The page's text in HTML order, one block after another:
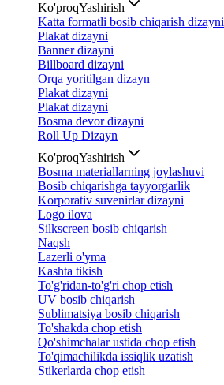
Ko'proqYashirish
Katta formatli bosib chiqarish dizayni
Plakat dizayni
Banner dizayni
Billboard dizayni
Orqa yoritilgan dizayn
Plakat dizayni
Plakat dizayni
Bosma devor dizayni
Roll Up Dizayn
Ko'proqYashirish
Bosma materiallarning joylashuvi
Bosib chiqarishga tayyorgarlik
Korporativ suvenirlar dizayni
Logo ilova
Silkscreen bosib chiqarish
Naqsh
Lazerli o'yma
Kashta tikish
To'g'ridan-to'g'ri chop etish
UV bosib chiqarish
Sublimatsiya bosib chiqarish
To'shakda chop etish
Qo'shimchalar ustida chop etish
To'qimachilikda issiqlik uzatish
Stikerlarda chop etish